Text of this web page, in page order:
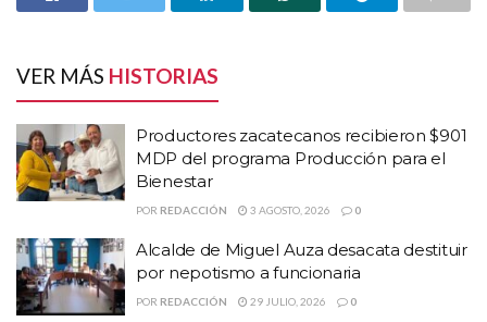
Guadalupe es el municipio con mayor número de
VER MÁS HISTORIAS
Productores zacatecanos recibieron $901
MDP del programa Producción para el
Bienestar
POR REDACCIÓN 3 AGOSTO, 2026 0
Alcalde de Miguel Auza desacata destituir
por nepotismo a funcionaria
POR REDACCIÓN 29 JULIO, 2026 0